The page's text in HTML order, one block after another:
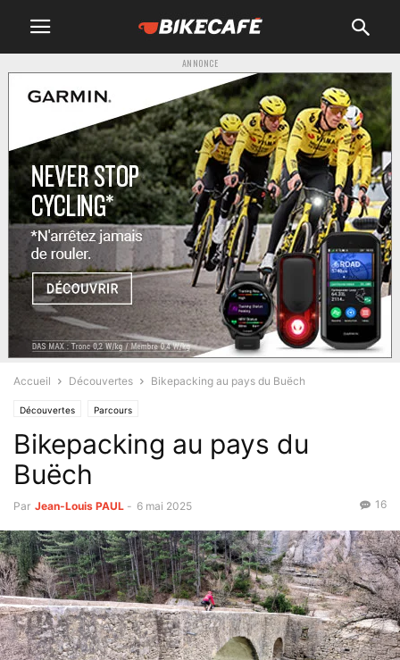
ANNONCE
Accueil Découvertes Bikepacking au pays du Buëch
Découvertes Parcours
Bikepacking au pays du
Buëch
Par Jean-Louis PAUL - 6 mai 2025 16